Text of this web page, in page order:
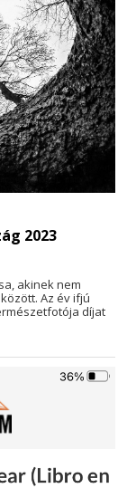
2023
akinek nem
Az év ifjú
díjat